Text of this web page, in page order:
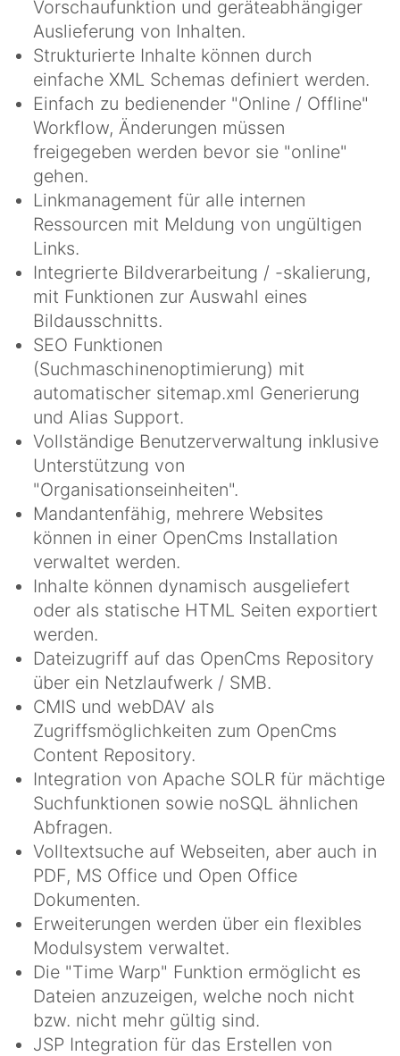
Vorschaufunktion und geräteabhängiger
Auslieferung von Inhalten.
Strukturierte Inhalte können durch
einfache XML Schemas definiert werden.
Einfach zu bedienender "Online / Offline"
Workflow, Änderungen müssen
freigegeben werden bevor sie "online"
gehen.
Linkmanagement für alle internen
Ressourcen mit Meldung von ungültigen
Links.
Integrierte Bildverarbeitung / -skalierung,
mit Funktionen zur Auswahl eines
Bildausschnitts.
SEO Funktionen
(Suchmaschinenoptimierung) mit
automatischer sitemap.xml Generierung
und Alias Support.
Vollständige Benutzerverwaltung inklusive
Unterstützung von
"Organisationseinheiten".
Mandantenfähig, mehrere Websites
können in einer OpenCms Installation
verwaltet werden.
Inhalte können dynamisch ausgeliefert
oder als statische HTML Seiten exportiert
werden.
Dateizugriff auf das OpenCms Repository
über ein Netzlaufwerk / SMB.
CMIS und webDAV als
Zugriffsmöglichkeiten zum OpenCms
Content Repository.
Integration von Apache SOLR für mächtige
Suchfunktionen sowie noSQL ähnlichen
Abfragen.
Volltextsuche auf Webseiten, aber auch in
PDF, MS Office und Open Office
Dokumenten.
Erweiterungen werden über ein flexibles
Modulsystem verwaltet.
Die "Time Warp" Funktion ermöglicht es
Dateien anzuzeigen, welche noch nicht
bzw. nicht mehr gültig sind.
JSP Integration für das Erstellen von